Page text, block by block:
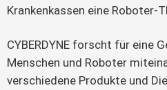
Krankenkassen eine Roboter-
CYBERDYNE forscht für eine
Menschen und Roboter
verschiedene Produkte und